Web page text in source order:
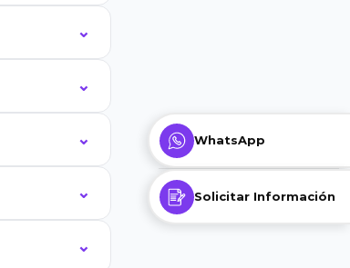
WhatsApp
Solicitar Información